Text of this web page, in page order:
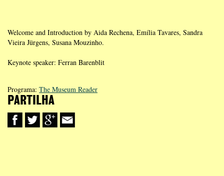
Welcome and Introduction by Aida Rechena, Emília Tavares, Sandra
Vieira Jürgens, Susana Mouzinho.
Keynote speaker: Ferran Barenblit
Programa: The Museum Reader
PARTILHA